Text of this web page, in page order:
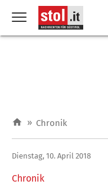
» Chronik
Chronik
Dienstag, 10. April 2018